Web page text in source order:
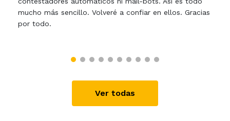
mucho más sencillo. Volveré a confiar en ellos. Gracias
por todo.
Ver todas